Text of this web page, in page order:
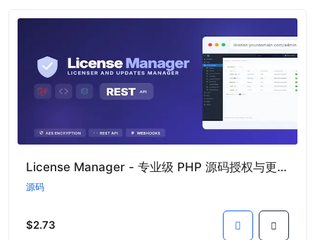
License Manager - 专业级 PHP 源码授权与更新管理系统
源码
$2.73